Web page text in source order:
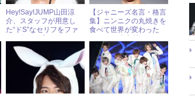
Hey!Say!JUMP山田涼
介、スタッフが用意し
た“ドS”なセリフをファ
【ジャニーズ名言・格言
集】ニンニクの丸焼きを
食べて世界が変わった
A.B.C-Z河合郁人の深い
お言葉